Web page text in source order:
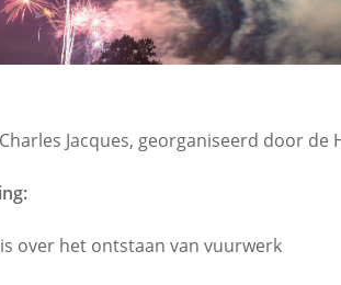
Jacques, georganiseerd door de
over het ontstaan van vuurwerk